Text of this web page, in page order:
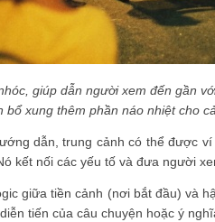
giúp dẫn người xem đến gần
bổ xung thêm phần náo nhiệt cho
dẫn, trung cảnh có thể được
kết nối các yếu tố và đưa người
giữa tiền cảnh (nơi bắt đầu) và
tiến của câu chuyện hoặc ý